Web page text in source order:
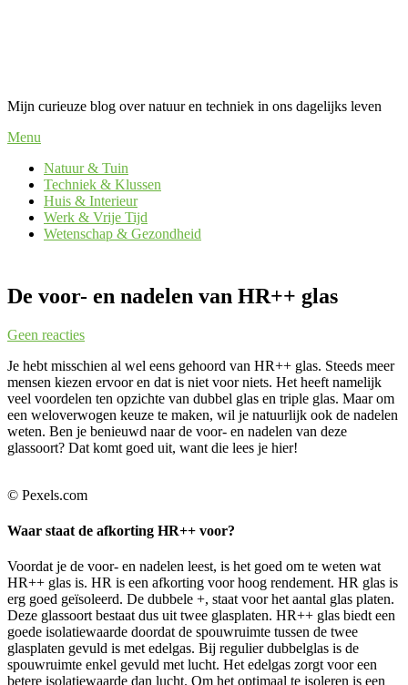
Mijn curieuze blog over natuur en techniek in ons dagelijks leven
Menu
Natuur & Tuin
Techniek & Klussen
Huis & Interieur
Werk & Vrije Tijd
Wetenschap & Gezondheid
De voor- en nadelen van HR++ glas
Geen reacties
Je hebt misschien al wel eens gehoord van HR++ glas. Steeds meer
mensen kiezen ervoor en dat is niet voor niets. Het heeft namelijk
veel voordelen ten opzichte van dubbel glas en triple glas. Maar om
een weloverwogen keuze te maken, wil je natuurlijk ook de nadelen
weten. Ben je benieuwd naar de voor- en nadelen van deze
glassoort? Dat komt goed uit, want die lees je hier!
© Pexels.com
Waar staat de afkorting HR++ voor?
Voordat je de voor- en nadelen leest, is het goed om te weten wat
HR++ glas is. HR is een afkorting voor hoog rendement. HR glas is
erg goed geïsoleerd. De dubbele +, staat voor het aantal glas platen.
Deze glassoort bestaat dus uit twee glasplaten. HR++ glas biedt een
goede isolatiewaarde doordat de spouwruimte tussen de twee
glasplaten gevuld is met edelgas. Bij regulier dubbelglas is de
spouwruimte enkel gevuld met lucht. Het edelgas zorgt voor een
betere isolatiewaarde dan lucht. Om het optimaal te isoleren is een